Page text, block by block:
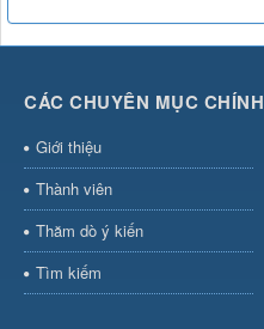
CÁC CHUYÊN MỤC CHÍNH
Giới thiệu
Thành viên
Thăm dò ý kiến
Tìm kiếm